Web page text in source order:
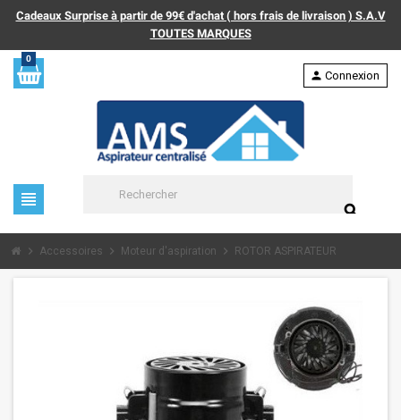
Cadeaux Surprise à partir de 99€ d'achat ( hors frais de livraison ) S.A.V
TOUTES MARQUES
0
view_headline
search
person Connexion
chevron_right Accessoires chevron_right Moteur d'aspiration chevron_right ROTOR ASPIRATEUR